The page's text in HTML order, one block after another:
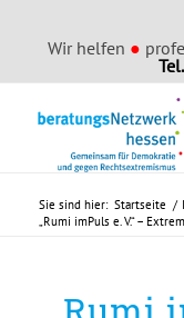
Wir helfen ●
Sie sind hier: Startseite /
„Rumi imPuls e. V.“ –